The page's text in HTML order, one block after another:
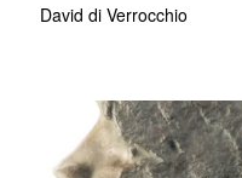
David di Verrocchio